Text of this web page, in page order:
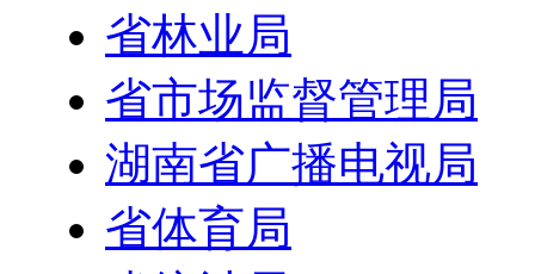
省林业局
省市场监督管理局
湖南省广播电视局
省体育局